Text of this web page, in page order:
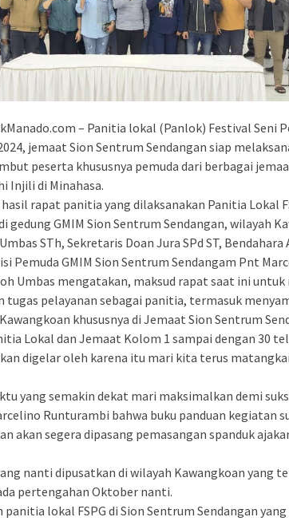
– Panitia lokal (Panlok) Festival Seni
jemaat Sion Sentrum Sendangan siap
peserta khususnya pemuda dari berbagai
Injili di Minahasa.
rapat panitia yang dilaksanakan Panitia Lokal
gedung GMIM Sion Sentrum Sendangan, wilayah
STh, Sekretaris Doan Jura SPd ST, Bendahara
Pemuda GMIM Sion Sentrum Sendangam Pnt
Umbas mengatakan, maksud rapat saat ini untuk
tugas pelayanan sebagai panitia, termasuk
khususnya di Jemaat Sion Sentrum
Lokal dan Jemaat Kolom 1 sampai dengan 30
digelar oleh karena itu mari kita terus
yang semakin dekat mari maksimalkan demi
Runturambi bahwa buku panduan kegiatan
akan segera dipasang pemasangan spanduk
nanti dipusatkan di wilayah Kawangkoan yang
pertengahan Oktober nanti.
lokal FSPG di Sion Sentrum Sendangan